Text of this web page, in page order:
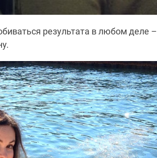
результата в любом деле –